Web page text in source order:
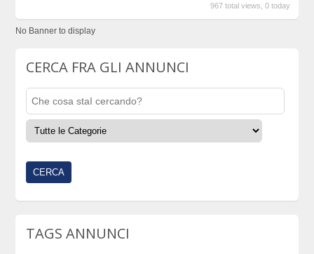
967 total views, 0 today
No Banner to display
CERCA FRA GLI ANNUNCI
TAGS ANNUNCI